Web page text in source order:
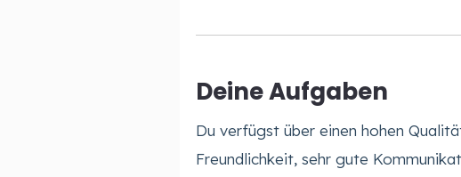
Deine Aufgaben
Du verfügst über einen hohen
Freundlichkeit, sehr gute